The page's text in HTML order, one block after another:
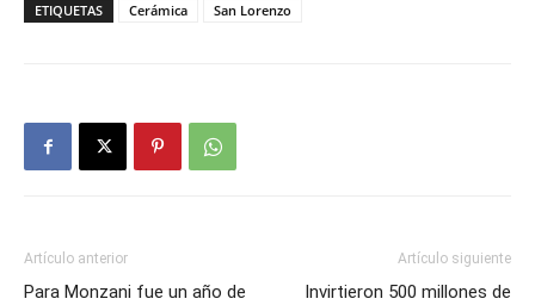
ETIQUETAS Cerámica San Lorenzo
Artículo anterior
Para Monzani fue un año de
Artículo siguiente
Invirtieron 500 millones de